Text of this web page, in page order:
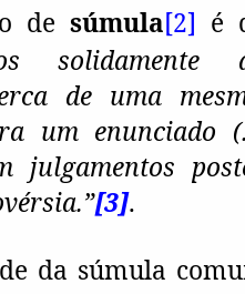
de súmula[2] é
solidamente
de uma
um enunciado
julgamentos
[3].
da súmula